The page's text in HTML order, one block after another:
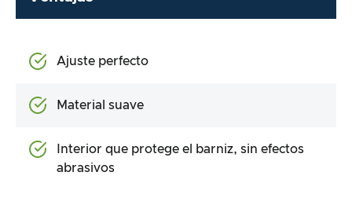
Ajuste perfecto
Material suave
Interior que protege el barniz, sin efectos
abrasivos